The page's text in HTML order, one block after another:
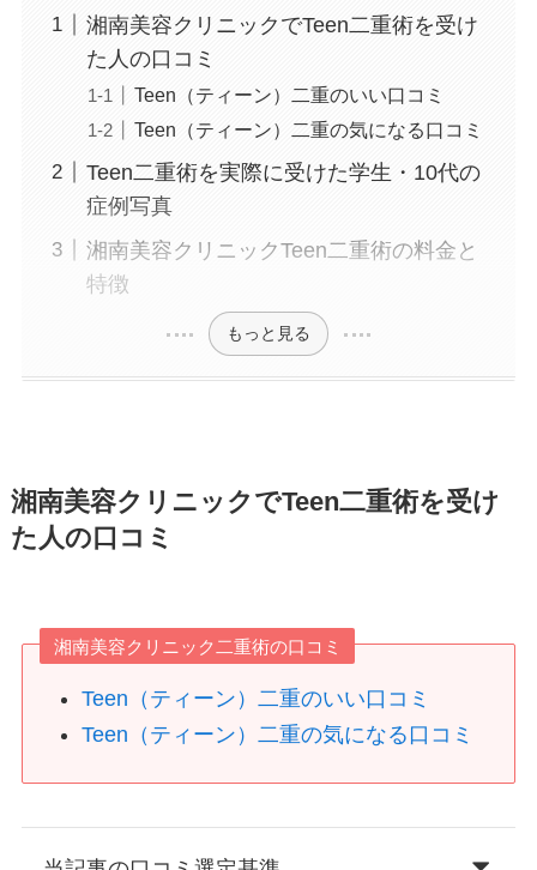
湘南美容クリニックでTeen二重術を受け
た人の口コミ
Teen（ティーン）二重のいい口コミ
Teen（ティーン）二重の気になる口コミ
Teen二重術を実際に受けた学生・10代の
症例写真
湘南美容クリニックTeen二重術の料金と
特徴
もっと見る
湘南美容クリニックでTeen二重術を受け
た人の口コミ
湘南美容クリニック二重術の口コミ
Teen（ティーン）二重のいい口コミ
Teen（ティーン）二重の気になる口コミ